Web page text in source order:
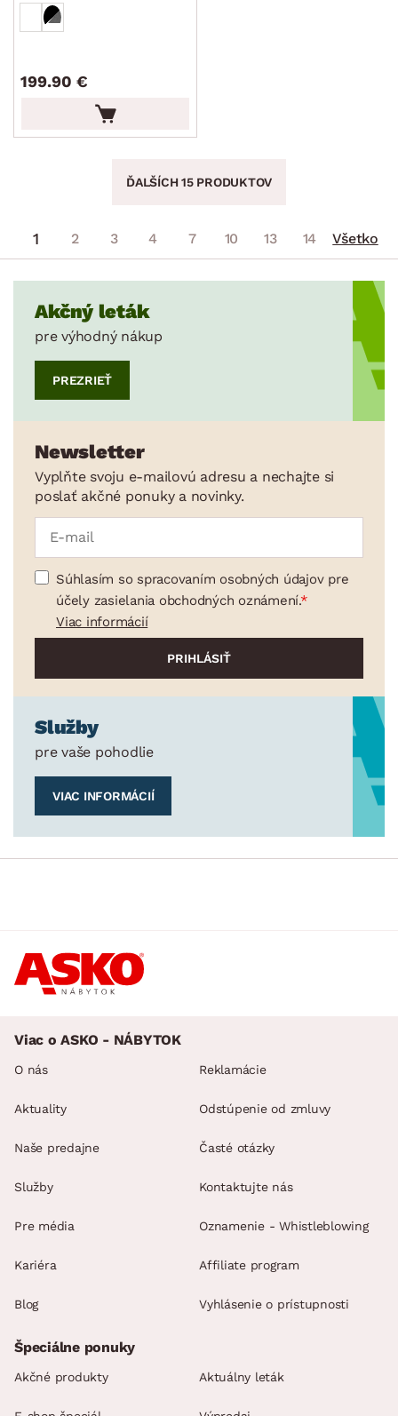
199.90 €
ĎALŠÍCH 15 PRODUKTOV
1 2 3 4 7 10 13 14 Všetko
Akčný leták
pre výhodný nákup
PREZRIEŤ
Newsletter
Vyplňte svoju e-mailovú adresu a nechajte si
poslať akčné ponuky a novinky.
Súhlasím so spracovaním osobných údajov pre
účely zasielania obchodných oznámení.
Viac informácií
Služby
pre vaše pohodlie
VIAC INFORMÁCIÍ
Viac o ASKO - NÁBYTOK
O nás
Aktuality
Naše predajne
Služby
Pre média
Kariéra
Blog
Reklamácie
Odstúpenie od zmluvy
Časté otázky
Kontaktujte nás
Oznamenie - Whistleblowing
Affiliate program
Vyhlásenie o prístupnosti
Špeciálne ponuky
Akčné produkty Aktuálny leták